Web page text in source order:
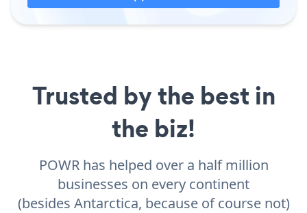
Trusted by the best in
the biz!
POWR has helped over a half million
businesses on every continent
(besides Antarctica, because of course not)